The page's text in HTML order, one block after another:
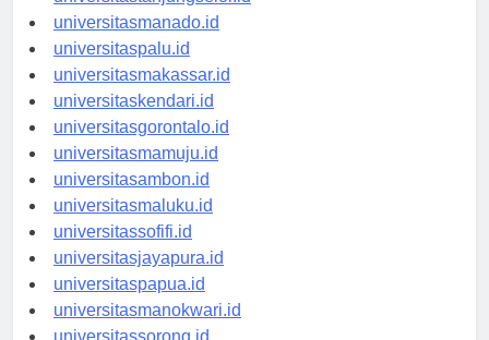
universitastanjungselor.id
universitasmanado.id
universitaspalu.id
universitasmakassar.id
universitaskendari.id
universitasgorontalo.id
universitasmamuju.id
universitasambon.id
universitasmaluku.id
universitassofifi.id
universitasjayapura.id
universitaspapua.id
universitasmanokwari.id